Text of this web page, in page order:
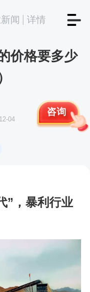
闻 详情
价格要多少
04
咨询
”，暴利行业